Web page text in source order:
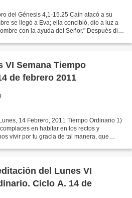
del Génesis 4,1-15.25 Caín atacó a su
se llegó a Eva; ella concibió, dio a luz a
con la ayuda del Señor." Después dio
VI Semana Tiempo
de febrero 2011
14 Febrero, 2011 Tiempo Ordinario 1)
en habitar en los rectos y
vivir por tu gracia de tal manera, que
del Lunes VI
Ciclo A. 14 de